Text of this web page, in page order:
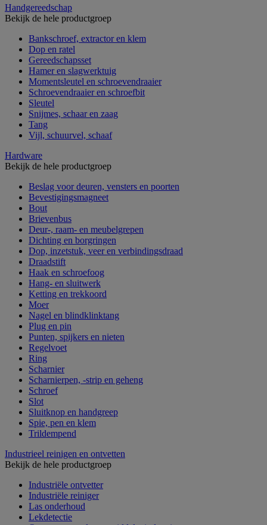
Handgereedschap
Bekijk de hele productgroep
Bankschroef, extractor en klem
Dop en ratel
Gereedschapsset
Hamer en slagwerktuig
Momentsleutel en schroevendraaier
Schroevendraaier en schroefbit
Sleutel
Snijmes, schaar en zaag
Tang
Vijl, schuurvel, schaaf
Hardware
Bekijk de hele productgroep
Beslag voor deuren, vensters en poorten
Bevestigingsmagneet
Bout
Brievenbus
Deur-, raam- en meubelgrepen
Dichting en borgringen
Dop, inzetstuk, veer en verbindingsdraad
Draadstift
Haak en schroefoog
Hang- en sluitwerk
Ketting en trekkoord
Moer
Nagel en blindklinktang
Plug en pin
Punten, spijkers en nieten
Regelvoet
Ring
Scharnier
Scharnierpen, -strip en geheng
Schroef
Slot
Sluitknop en handgreep
Spie, pen en klem
Trildempend
Industrieel reinigen en ontvetten
Bekijk de hele productgroep
Industriële ontvetter
Industriële reiniger
Las onderhoud
Lekdetectie